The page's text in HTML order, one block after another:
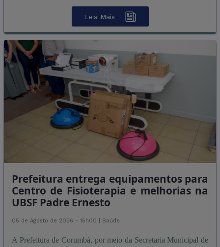
Leia Mais
Prefeitura entrega equipamentos para
Centro de Fisioterapia e melhorias na
UBSF Padre Ernesto
05 de Agosto de 2026 - 15h00 | Saúde
A Prefeitura de Corumbá, por meio da Secretaria Municipal de